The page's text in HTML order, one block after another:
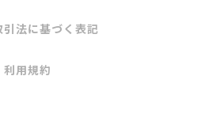
引法に基づく表記
利用規約